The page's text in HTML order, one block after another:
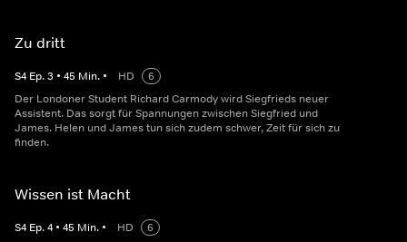
Zu dritt
S4 Ep.3 • 45 Min. • HD
6
Der Londoner Student Richard Carmody wird Siegfrieds neuer
Assistent. Das sorgt für Spannungen zwischen Siegfried und
James. Helen und James tun sich zudem schwer, Zeit für sich zu
finden.
Wissen ist Macht
S4 Ep.4 • 45 Min. • HD
6